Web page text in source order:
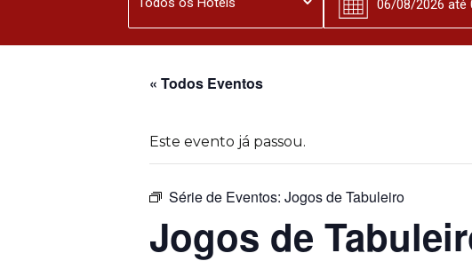
« Todos Eventos
Este evento já passou.
Série de Eventos: Jogos de Tabuleiro
Jogos de